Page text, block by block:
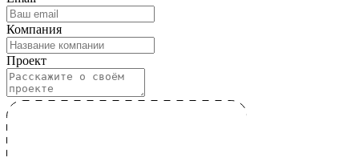
Компания
Проект